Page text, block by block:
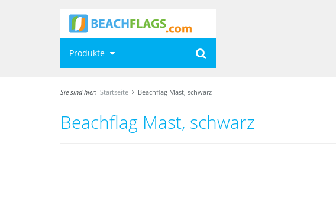
Produkte
Sie sind hier: Startseite Beachflag Mast, schwarz
Beachflag Mast, schwarz